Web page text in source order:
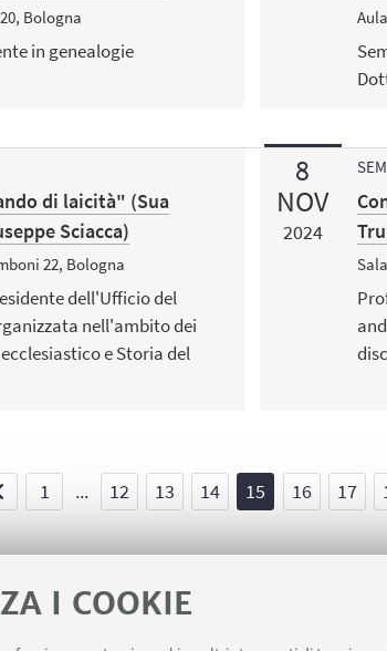
I COOKIE
Bologna
in genealogie
di laicità" (Sua
Sciacca)
22, Bologna
dell'Ufficio del
nell'ambito dei
e Storia del
8
NOV
2024
1 ... 12 13 14 15 16 17